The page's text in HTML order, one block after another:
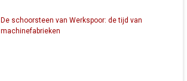
De schoorsteen van Werkspoor: de tijd van
machinefabrieken